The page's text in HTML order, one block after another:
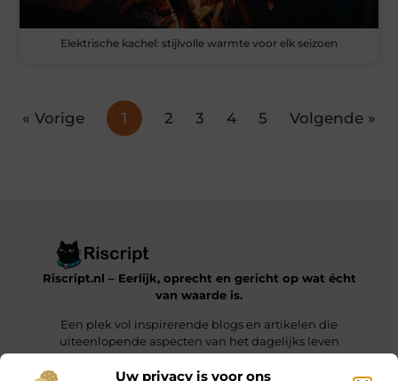
Uw privacy is voor ons
Elektrische kachel: stijlvolle warmte voor elk seizoen
« Vorige 1 2 3 4 5 Volgende »
Riscript.nl – Eerlijk, oprecht en gericht op wat écht
van waarde is.
Een plek vol inspirerende blogs en artikelen die
uiteenlopende aspecten van het dagelijks leven
behandelen.